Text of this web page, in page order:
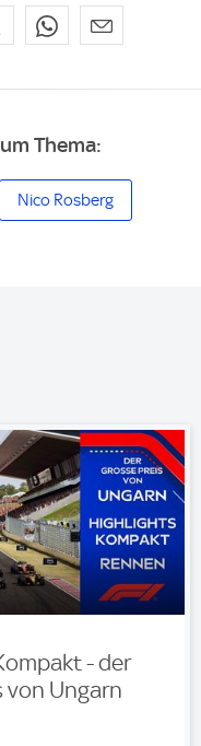
Thema:
Nico Rosberg
- der
von Ungarn